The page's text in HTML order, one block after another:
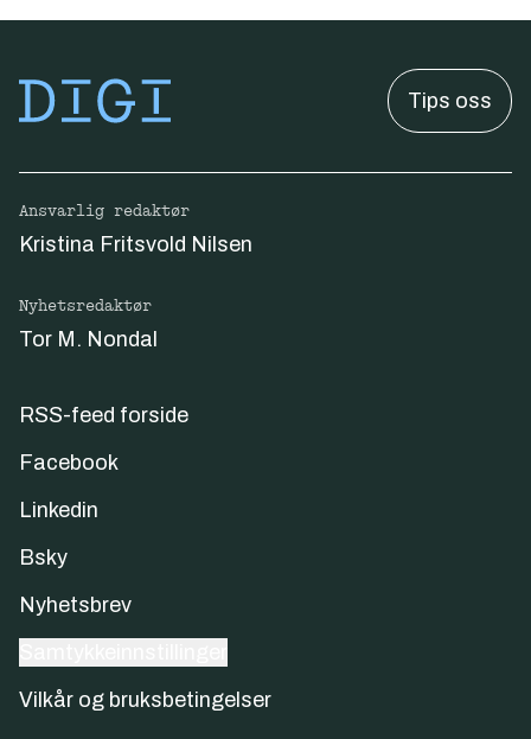
Tips oss
Ansvarlig redaktør
Kristina Fritsvold Nilsen
Nyhetsredaktør
Tor M. Nondal
RSS-feed forside
Facebook
Linkedin
Bsky
Nyhetsbrev
Vilkår og bruksbetingelser